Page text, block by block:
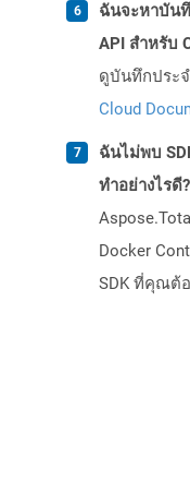
ฉันจะหาบันทึ
API สำหรับ
ดูบันทึกประ
Cloud
ฉันไม่พบ
ทำอย่างไรดี?
Docker
SDK ที่คุณต้